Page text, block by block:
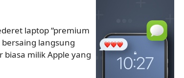
laptop “premium
langsung
milik Apple yang